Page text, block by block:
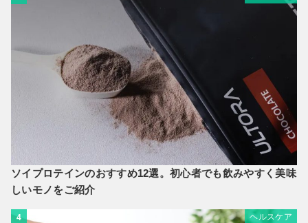
ソイプロテインのおすすめ12選。初心者でも飲みやすく美味
しいモノをご紹介
4 ヘルスケア